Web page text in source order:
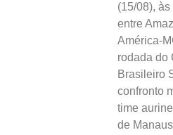
(15/08),
entre
América-
rodada do
Brasileiro
confronto
time
de